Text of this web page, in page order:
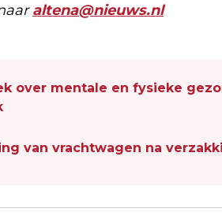
altena@nieuws.nl
over mentale en fysieke
van vrachtwagen na